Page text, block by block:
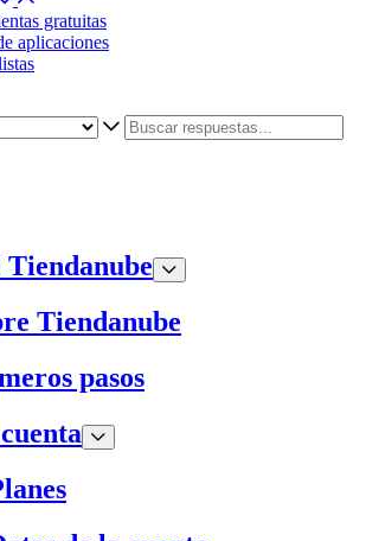
gratuitas
aplicaciones
Tiendanube
Tiendanube
pasos